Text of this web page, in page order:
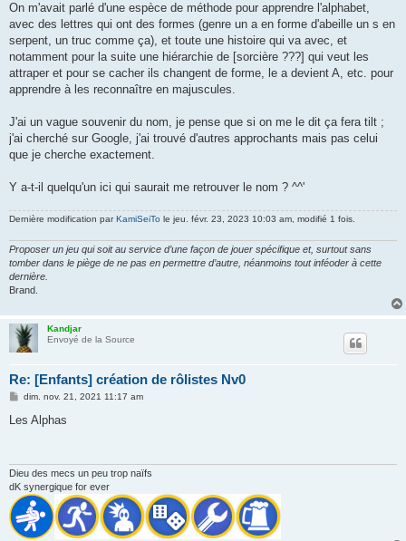
On m'avait parlé d'une espèce de méthode pour apprendre l'alphabet,
avec des lettres qui ont des formes (genre un a en forme d'abeille un s en
serpent, un truc comme ça), et toute une histoire qui va avec, et
notamment pour la suite une hiérarchie de [sorcière ???] qui veut les
attraper et pour se cacher ils changent de forme, le a devient A, etc. pour
apprendre à les reconnaître en majuscules.
J'ai un vague souvenir du nom, je pense que si on me le dit ça fera tilt ;
j'ai cherché sur Google, j'ai trouvé d'autres approchants mais pas celui
que je cherche exactement.
Y a-t-il quelqu'un ici qui saurait me retrouver le nom ? ^^'
Dernière modification parKamiSeiTo le jeu. févr. 23, 2023 10:03 am, modifié 1 fois.
Proposer un jeu qui soit au service d’une façon de jouer spécifique et, surtout sans
tomber dans le piège de ne pas en permettre d’autre, néanmoins tout inféoder à cette
dernière.
Brand.
Kandjar
Envoyé de la Source
Re: [Enfants] création de rôlistes Nv0
M
s
dim. nov. 21, 2021 11:17 am
Les Alphas
Dieu des mecs un peu trop naïfs
dK synergique for ever